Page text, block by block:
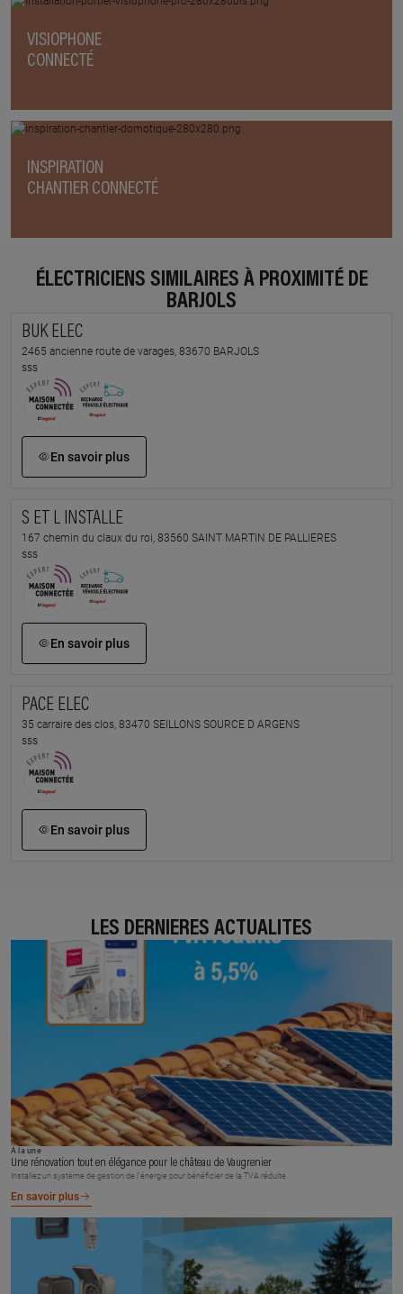
VISIOPHONE
CONNECTÉ
INSPIRATION
CHANTIER CONNECTÉ
ÉLECTRICIENS SIMILAIRES À PROXIMITÉ DE
BARJOLS
BUK ELEC
2465 ancienne route de varages, 83670 BARJOLS
sss
En savoir plus
S ET L INSTALLE
167 chemin du claux du roi, 83560 SAINT MARTIN DE PALLIERES
sss
En savoir plus
PACE ELEC
35 carraire des clos, 83470 SEILLONS SOURCE D ARGENS
sss
En savoir plus
LES DERNIÈRES ACTUALITÉS
À la une
Une rénovation tout en élégance pour le château de Vaugrenier
Installez un système de gestion de l’énergie pour bénéficier de la TVA réduite.
En savoir plus